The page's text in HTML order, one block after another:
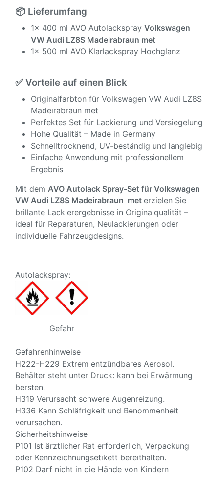
📦 Lieferumfang
1x 400 ml AVO Autolackspray Volkswagen
VW Audi LZ8S Madeirabraun met
1x 500 ml AVO Klarlackspray Hochglanz
✅ Vorteile auf einen Blick
Originalfarbton für Volkswagen VW Audi LZ8S
Madeirabraun met
Perfektes Set für Lackierung und Versiegelung
Hohe Qualität – Made in Germany
Schnelltrocknend, UV-beständig und langlebig
Einfache Anwendung mit professionellem
Ergebnis
Mit dem AVO Autolack Spray-Set für Volkswagen
VW Audi LZ8S Madeirabraun met erzielen Sie
brillante Lackierergebnisse in Originalqualität –
ideal für Reparaturen, Neulackierungen oder
individuelle Fahrzeugdesigns.
Autolackspray:
Gefahr
Gefahrenhinweise
H222-H229 Extrem entzündbares Aerosol.
Behälter steht unter Druck: kann bei Erwärmung
bersten.
H319 Verursacht schwere Augenreizung.
H336 Kann Schläfrigkeit und Benommenheit
verursachen.
Sicherheitshinweise
P101 Ist ärztlicher Rat erforderlich, Verpackung
oder Kennzeichnungsetikett bereithalten.
P102 Darf nicht in die Hände von Kindern